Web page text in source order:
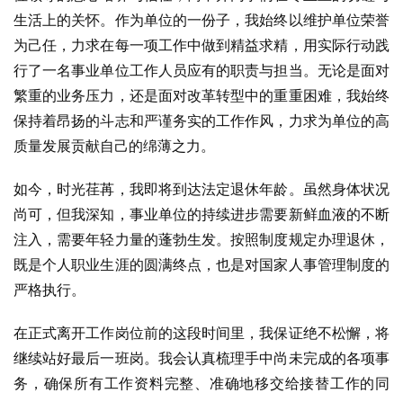
生活上的关怀。作为单位的一份子，我始终以维护单位荣誉
为己任，力求在每一项工作中做到精益求精，用实际行动践
行了一名事业单位工作人员应有的职责与担当。无论是面对
繁重的业务压力，还是面对改革转型中的重重困难，我始终
保持着昂扬的斗志和严谨务实的工作作风，力求为单位的高
质量发展贡献自己的绵薄之力。
如今，时光荏苒，我即将到达法定退休年龄。虽然身体状况
尚可，但我深知，事业单位的持续进步需要新鲜血液的不断
注入，需要年轻力量的蓬勃生发。按照制度规定办理退休，
既是个人职业生涯的圆满终点，也是对国家人事管理制度的
严格执行。
在正式离开工作岗位前的这段时间里，我保证绝不松懈，将
继续站好最后一班岗。我会认真梳理手中尚未完成的各项事
务，确保所有工作资料完整、准确地移交给接替工作的同